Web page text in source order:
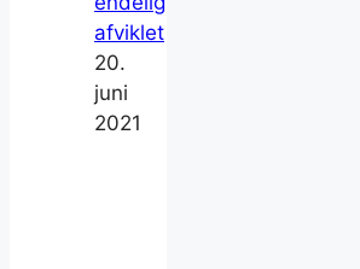
afviklet
20.
juni
2021